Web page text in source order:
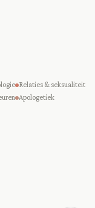
Relaties & seksualiteit
Apologetiek